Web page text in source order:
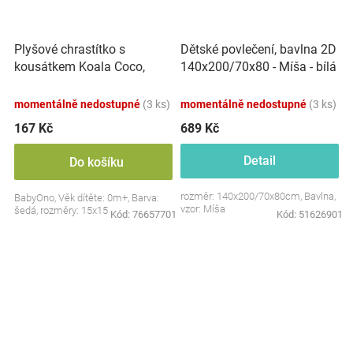
Plyšové chrastítko s
kousátkem Koala Coco,
momentálně nedostupné (3 ks)
167 Kč
Do košíku
BabyOno, Věk dítěte: 0m+, Barva:
šedá, rozměry: 15x15 cm.
Kód: 76657701
Dětské povlečení, bavlna 2D
140x200/70x80 - Míša - bílá
momentálně nedostupné (3 ks)
689 Kč
Detail
rozměr: 140x200/70x80cm, Bavlna,
vzor: Míša
Kód: 51626901